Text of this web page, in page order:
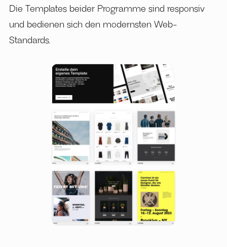
Die Templates beider Programme sind responsiv
und bedienen sich den modernsten Web-
Standards.